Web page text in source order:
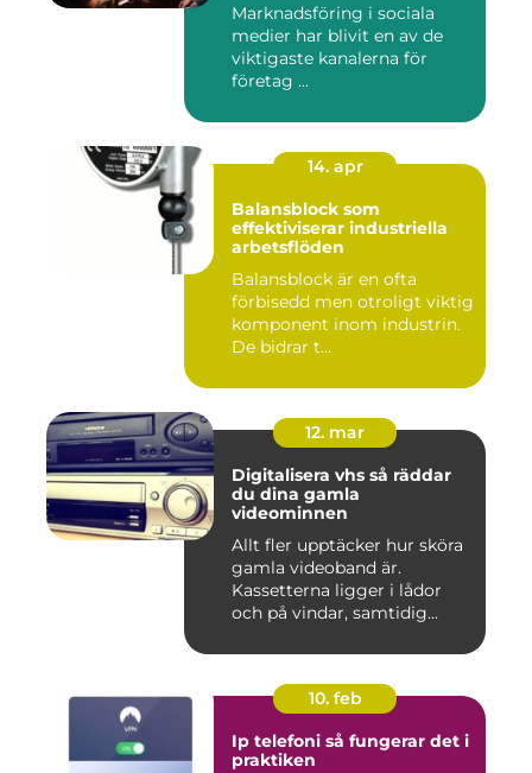
Marknadsföring i sociala
medier har blivit en av de
viktigaste kanalerna för
företag ...
14. apr
Balansblock som
effektiviserar industriella
arbetsflöden
Balansblock är en ofta
förbisedd men otroligt viktig
komponent inom industrin.
De bidrar t...
12. mar
Digitalisera vhs så räddar
du dina gamla
videominnen
Allt fler upptäcker hur sköra
gamla videoband är.
Kassetterna ligger i lådor
och på vindar, samtidig...
10. feb
Ip telefoni så fungerar det i
praktiken